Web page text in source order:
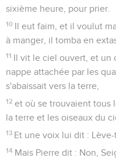
sixième heure, pour prier.
10 Il eut faim, et il voulut
à manger, il tomba en
11 Il vit le ciel ouvert, et un
nappe attachée par les
s'abaissait vers la terre,
12 et où se trouvaient tous
la terre et les oiseaux du
13 Et une voix lui dit :
14 Mais Pierre dit : Non,